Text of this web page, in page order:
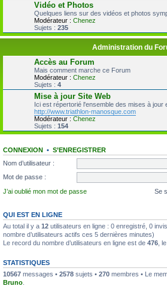
Vidéo et Photos
Quelques liens sur des vidéos et photos
Modérateur : Chenez
Sujets : 235
Administration du
Accès au Forum
Mais comment marche ce Forum
Modérateur : Chenez
Sujets : 4
Mise à jour Site Web
Ici est répertorié l'ensemble des mises à jour
http://www.triathlon-manosque.com
Modérateur : Chenez
Sujets : 154
CONNEXION • S’ENREGISTRER
Nom d’utilisateur :
Mot de passe :
J’ai oublié mon mot de passe
Se
QUI EST EN LIGNE
Au total il y a 12 utilisateurs en ligne : 0 enregistré, 0
nombre d’utilisateurs actifs ces 5 dernières minutes)
Le record du nombre d’utilisateurs en ligne est de 476 ,
STATISTIQUES
10567 messages • 2578 sujets • 270 membres • Le
Bruno